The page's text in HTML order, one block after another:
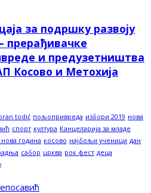
за подршку развоју
прерађивачке
и предузетништва
Косово и Метохија
todić пољопривреда избори 2019 нова
спорт култура Канцеларија за младе
година косово најбољи ученици дан
сабор црква рок фест деца